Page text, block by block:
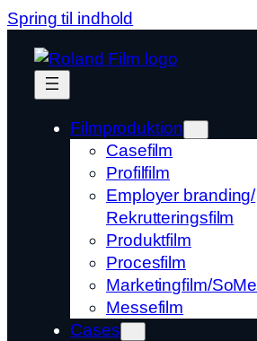
Spring til indhold
Filmproduktion
Casefilm
Profilfilm
Employer branding/
Rekrutteringsfilm
Produktfilm
Procesfilm
Marketingfilm/SoMe
Messefilm
Cases